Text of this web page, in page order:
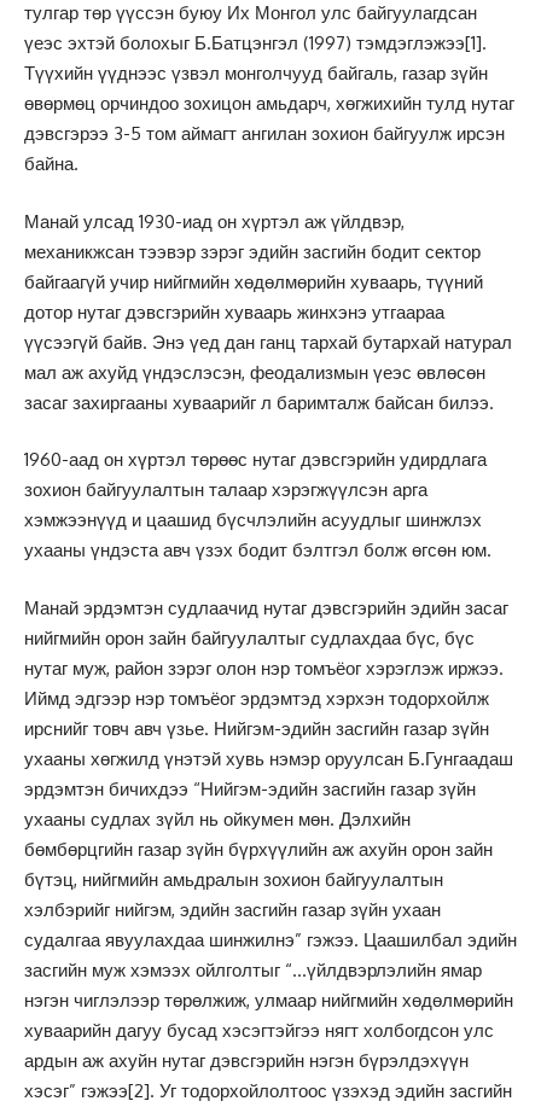
тулгар төр үүссэн буюу Их Монгол улс байгуулагдсан
үеэс эхтэй болохыг Б.Батцэнгэл (1997) тэмдэглэжээ[1].
Түүхийн үүднээс үзвэл монголчууд байгаль, газар зүйн
өвөрмөц орчиндоо зохицон амьдарч, хөгжихийн тулд нутаг
дэвсгэрээ 3-5 том аймагт ангилан зохион байгуулж ирсэн
байна.
Манай улсад 1930-иад он хүртэл аж үйлдвэр,
механикжсан тээвэр зэрэг эдийн засгийн бодит сектор
байгаагүй учир нийгмийн хөдөлмөрийн хуваарь, түүний
дотор нутаг дэвсгэрийн хуваарь жинхэнэ утгаараа
үүсээгүй байв. Энэ үед дан ганц тархай бутархай натурал
мал аж ахуйд үндэслэсэн, феодализмын үеэс өвлөсөн
засаг захиргааны хуваарийг л баримталж байсан билээ.
1960-аад он хүртэл төрөөс нутаг дэвсгэрийн удирдлага
зохион байгуулалтын талаар хэрэгжүүлсэн арга
хэмжээнүүд и цаашид бүсчлэлийн асуудлыг шинжлэх
ухааны үндэста авч үзэх бодит бэлтгэл болж өгсөн юм.
Манай эрдэмтэн судлаачид нутаг дэвсгэрийн эдийн засаг
нийгмийн орон зайн байгуулалтыг судлахдаа бүс, бүс
нутаг муж, район зэрэг олон нэр томъёог хэрэглэж иржээ.
Иймд эдгээр нэр томъёог эрдэмтэд хэрхэн тодорхойлж
ирснийг товч авч үзье. Нийгэм-эдийн засгийн газар зүйн
ухааны хөгжилд үнэтэй хувь нэмэр оруулсан Б.Гунгаадаш
эрдэмтэн бичихдээ “Нийгэм-эдийн засгийн газар зүйн
ухааны судлах зүйл нь ойкумeн мөн. Дэлхийн
бөмбөрцгийн газар зүйн бүрхүүлийн аж ахуйн орон зайн
бүтэц, нийгмийн амьдралын зохион байгуулалтын
хэлбэрийг нийгэм, эдийн засгийн газар зүйн ухаан
судалгаа явуулахдаа шинжилнэ” гэжээ. Цаашилбал эдийн
засгийн муж хэмээх ойлголтыг “…үйлдвэрлэлийн ямар
нэгэн чиглэлээр төрөлжиж, улмаар нийгмийн хөдөлмөрийн
хуваарийн дагуу бусад хэсэгтэйгээ нягт холбогдсон улс
ардын аж ахуйн нутаг дэвсгэрийн нэгэн бүрэлдэхүүн
хэсэг” гэжээ[2]. Уг тодорхойлолтоос үзэхэд эдийн засгийн